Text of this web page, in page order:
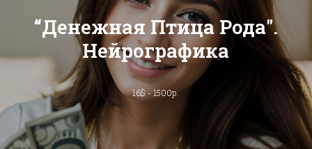
“Денежная Птица Рода".
Нейрографика
16$ - 1500р.